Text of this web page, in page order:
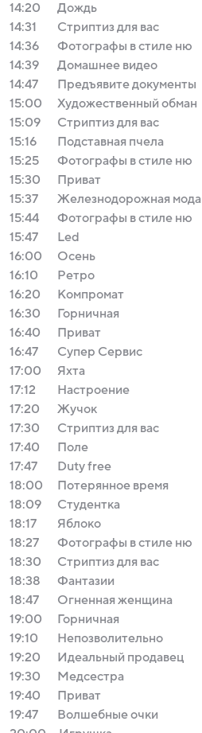
14:20
Дождь
14:31
Стриптиз для вас
14:36
Фотографы в стиле ню
14:39
Домашнее видео
14:47
Предъявите документы
15:00
Художественный обман
15:09
Стриптиз для вас
15:16
Подставная пчела
15:25
Фотографы в стиле ню
15:30
Приват
15:37
Железнодорожная мода
15:44
Фотографы в стиле ню
15:47
Led
16:00
Осень
16:10
Ретро
16:20
Компромат
16:30
Горничная
16:40
Приват
16:47
Супер Сервис
17:00
Яхта
17:12
Настроение
17:20
Жучок
17:30
Стриптиз для вас
17:40
Поле
17:47
Duty free
18:00
Потерянное время
18:09
Студентка
18:17
Яблоко
18:27
Фотографы в стиле ню
18:30
Стриптиз для вас
18:38
Фантазии
18:47
Огненная женщина
19:00
Горничная
19:10
Непозволительно
19:20
Идеальный продавец
19:30
Медсестра
19:40
Приват
19:47
Волшебные очки